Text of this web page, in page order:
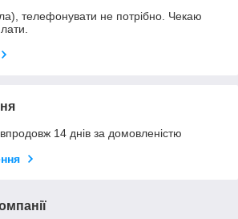
телефонувати не потрібно. Чекаю
14 днів за домовленістю